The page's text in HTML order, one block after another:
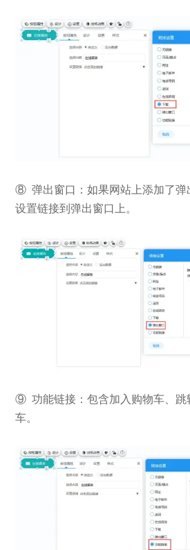
⑧ 弹出窗口：如果网站上添加了弹
设置链接到弹出窗口上。
⑨ 功能链接：包含加入购物车、跳
车。